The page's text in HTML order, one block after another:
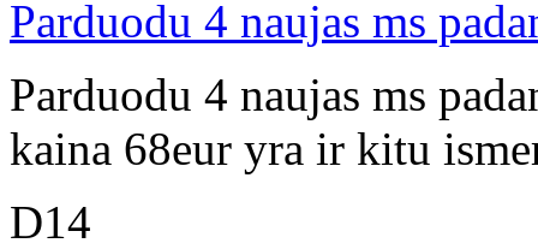
Parduodu 4 naujas ms
Parduodu 4 naujas ms
kaina 68eur yra ir kitu
D14